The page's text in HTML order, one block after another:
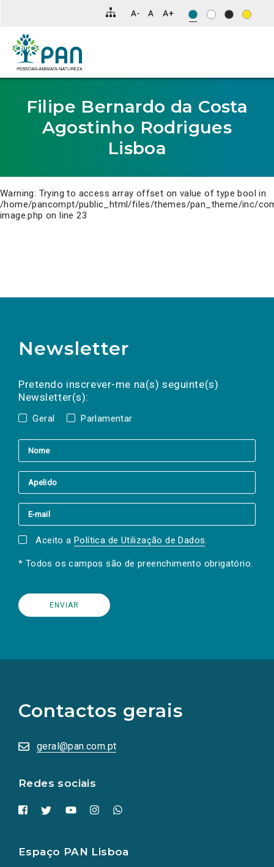
para
conteúdo
principal
da
Filipe Bernardo da Costa
Agostinho Rodrigues
Lisboa
Warning: Trying to access array offset on value of type bool in
/home/pancompt/public_html/files/themes/pan_theme/inc/
image.php on line23
Newsletter
Pretendo inscrever-me na(s) seguinte(s)
Newsletter(s):
Geral Parlamentar
a(s) newsletter(s).
mail
Aceito a Política de Utilização de Dados.
* Todos os campos são de preenchimento obrigatório.
Contactos gerais
geral@pan.com.pt
Redes sociais
redes
sociais
numa
nova
Espaço PAN Lisboa